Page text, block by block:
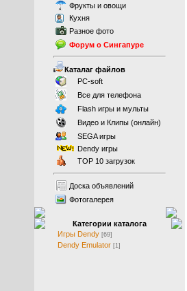
Фрукты и овощи
Кухня
Разное фото
Форум о Сингапуре
Каталаг файлов
PC-soft
Все для телефона
Flash игры и мульты
Видео и Клипы (онлайн)
SEGA игры
Dendy игры
TOP 10 загрузок
Доска объявлений
Фотогалерея
Категории каталога
Игры Dendy [69]
Dendy Emulator [1]